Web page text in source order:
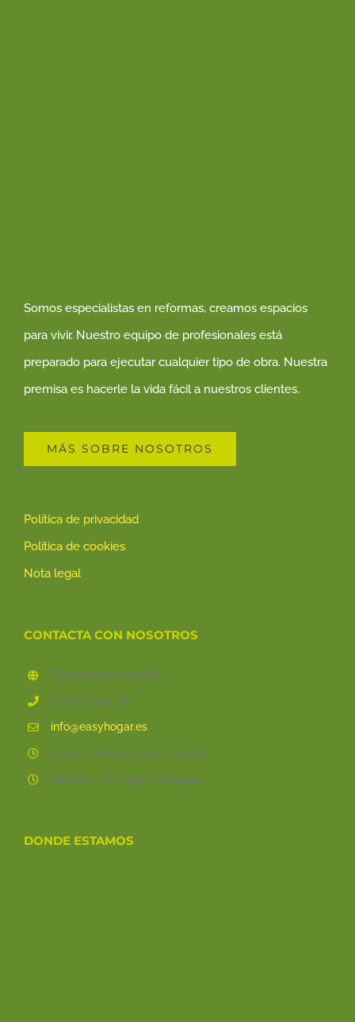
Somos especialistas en reformas, creamos espacios
para vivir. Nuestro equipo de profesionales está
preparado para ejecutar cualquier tipo de obra. Nuestra
premisa es hacerle la vida fácil a nuestros clientes.
MÁS SOBRE NOSOTROS
Política de privacidad
Política de cookies
Nota legal
CONTACTA CON NOSOTROS
Torrelodones (Madrid)
+34 652 954 791
info@easyhogar.es
Lunes - viernes: 09:00 - 20:00
Sábado - Domingo: cerrados
DONDE ESTAMOS